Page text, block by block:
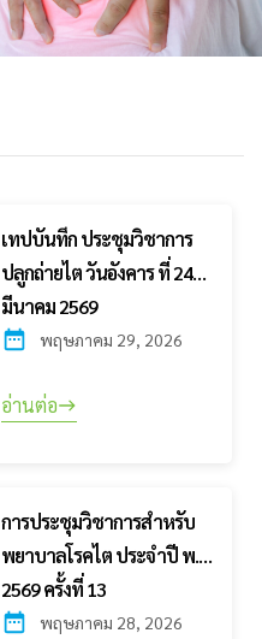
เทปบันทึก ประชุมวิชาการ
ปลูกถ่ายไต วันอังคาร ที่ 24
มีนาคม 2569
พฤษภาคม 29, 2026
อ่านต่อ
การประชุมวิชาการสำหรับ
พยาบาลโรคไต ประจำปี พ.ศ.
2569 ครั้งที่ 13
พฤษภาคม 28, 2026